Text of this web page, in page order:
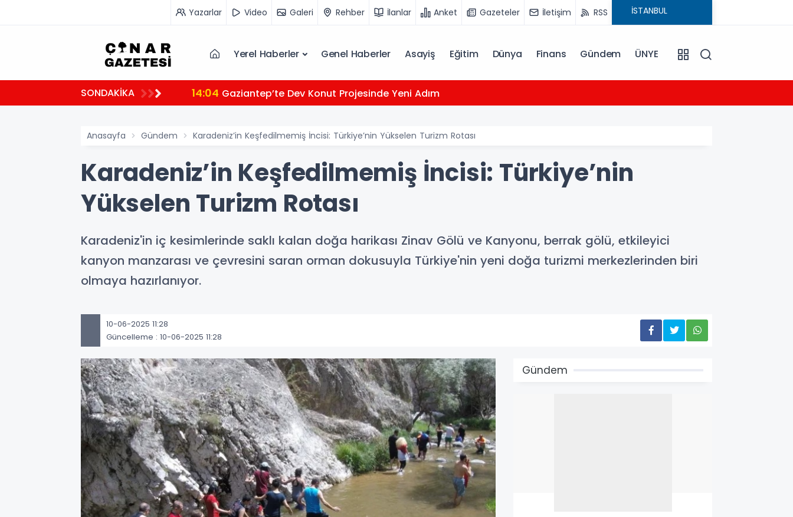
Yazarlar Video Galeri Rehber İlanlar Anket Gazeteler İletişim RSS
Yerel Haberler Genel Haberler Asayiş Eğitim Dünya Finans Gündem ÜNYE
SONDAKİKA 14:04 Gaziantep’te Dev Konut Projesinde Yeni Adım
Anasayfa Gündem Karadeniz’in Keşfedilmemiş İncisi: Türkiye’nin Yükselen Turizm Rotası
Karadeniz’in Keşfedilmemiş İncisi: Türkiye’nin
Yükselen Turizm Rotası
Karadeniz'in iç kesimlerinde saklı kalan doğa harikası Zinav Gölü ve Kanyonu, berrak gölü, etkileyici
kanyon manzarası ve çevresini saran orman dokusuyla Türkiye'nin yeni doğa turizmi merkezlerinden biri
olmaya hazırlanıyor.
10-06-2025 11:28
Güncelleme : 10-06-2025 11:28
Gündem